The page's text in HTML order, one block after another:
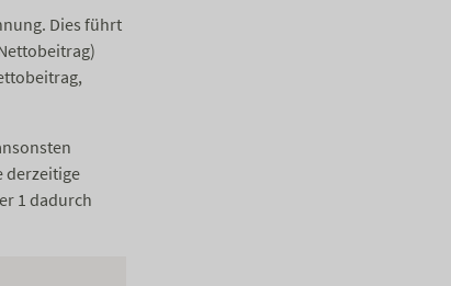
Dies führt
derzeitige
1 dadurch